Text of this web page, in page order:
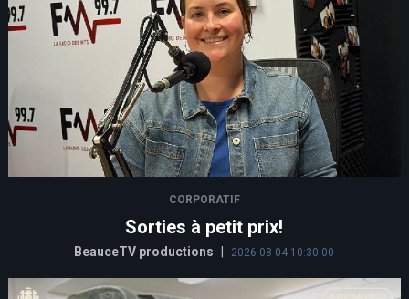
CORPORATIF
Sorties à petit prix!
BeauceTV productions 2026-08-04 10:30:00